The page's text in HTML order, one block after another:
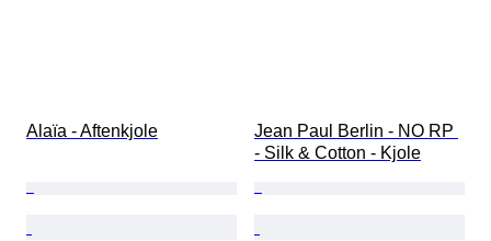
Alaïa - Aftenkjole
Jean Paul Berlin - NO RP
- Silk & Cotton - Kjole